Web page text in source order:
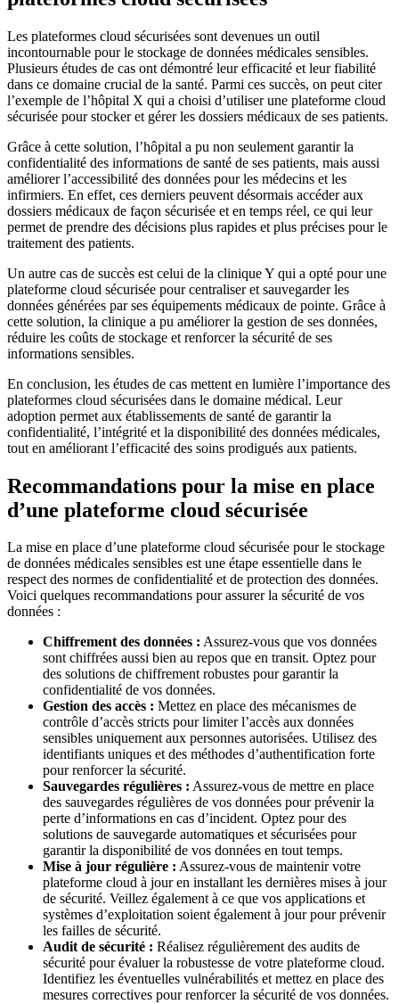
Les plateformes cloud sécurisées sont devenues un outil
incontournable pour le stockage de données médicales sensibles.
Plusieurs études de cas ont démontré leur efficacité et leur fiabilité
dans ce domaine crucial de la santé. Parmi ces succès, on peut citer
l’exemple de l’hôpital X qui a choisi d’utiliser une plateforme cloud
sécurisée pour stocker et gérer les dossiers médicaux de ses patients.
Grâce à cette solution, l’hôpital a pu non seulement garantir la
confidentialité des informations de santé de ses patients, mais aussi
améliorer l’accessibilité des données pour les médecins et les
infirmiers. En effet, ces derniers peuvent désormais accéder aux
dossiers médicaux de façon sécurisée et en temps réel, ce qui leur
permet de prendre des décisions plus rapides et plus précises pour le
traitement des patients.
Un autre cas de succès est celui de la clinique Y qui a opté pour une
plateforme cloud sécurisée pour centraliser et sauvegarder les
données générées par ses équipements médicaux de pointe. Grâce à
cette solution, la clinique a pu améliorer la gestion de ses données,
réduire les coûts de stockage et renforcer la sécurité de ses
informations sensibles.
En conclusion, les études de cas mettent en lumière l’importance des
plateformes cloud sécurisées dans le domaine médical. Leur
adoption permet aux établissements de santé de garantir la
confidentialité, l’intégrité et la disponibilité des données médicales,
tout en améliorant l’efficacité des soins prodigués aux patients.
Recommandations pour la mise en place
d’une plateforme cloud sécurisée
La mise en place d’une plateforme cloud sécurisée pour le stockage
de données médicales sensibles est une étape essentielle dans le
respect des normes de confidentialité et de protection des données.
Voici quelques recommandations pour assurer la sécurité de vos
données :
Chiffrement des données : Assurez-vous que vos données
sont chiffrées aussi bien au repos que en transit. Optez pour
des solutions de chiffrement robustes pour garantir la
confidentialité de vos données.
Gestion des accès : Mettez en place des mécanismes de
contrôle d’accès stricts pour limiter l’accès aux données
sensibles uniquement aux personnes autorisées. Utilisez des
identifiants uniques et des méthodes d’authentification forte
pour renforcer la sécurité.
Sauvegardes régulières : Assurez-vous de mettre en place
des sauvegardes régulières de vos données pour prévenir la
perte d’informations en cas d’incident. Optez pour des
solutions de sauvegarde automatiques et sécurisées pour
garantir la disponibilité de vos données en tout temps.
Mise à jour régulière : Assurez-vous de maintenir votre
plateforme cloud à jour en installant les dernières mises à jour
de sécurité. Veillez également à ce que vos applications et
systèmes d’exploitation soient également à jour pour prévenir
les failles de sécurité.
Audit de sécurité : Réalisez régulièrement des audits de
sécurité pour évaluer la robustesse de votre plateforme cloud.
Identifiez les éventuelles vulnérabilités et mettez en place des
mesures correctives pour renforcer la sécurité de vos données.